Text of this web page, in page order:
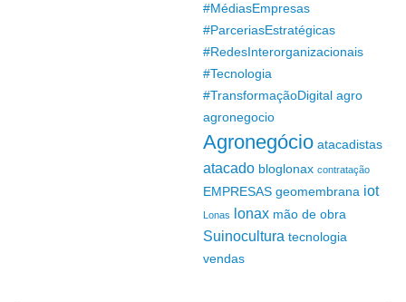
#MédiasEmpresas
#ParceriasEstratégicas
#RedesInterorganizacionais
#Tecnologia
#TransformaçãoDigital agro
agronegocio
Agronegócio atacadistas
atacado bloglonax contratação
EMPRESAS geomembrana iot
Lonas lonax mão de obra
Suinocultura tecnologia
vendas